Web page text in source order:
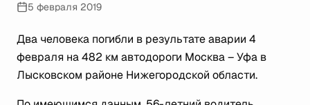
5 февраля 2019
Два человека погибли в результате аварии 4
февраля на 482 км автодороги Москва – Уфа в
Лысковском районе Нижегородской области.